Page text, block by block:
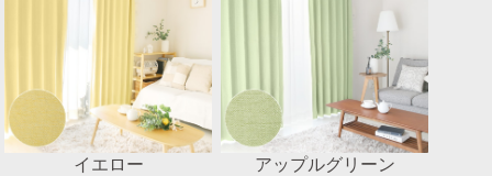
イエロー アップルグリーン